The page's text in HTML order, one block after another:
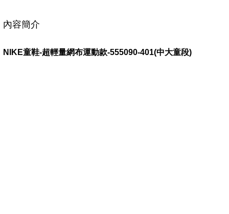
內容簡介
NIKE童鞋-超輕量網布運動款-555090-401(中大童段)